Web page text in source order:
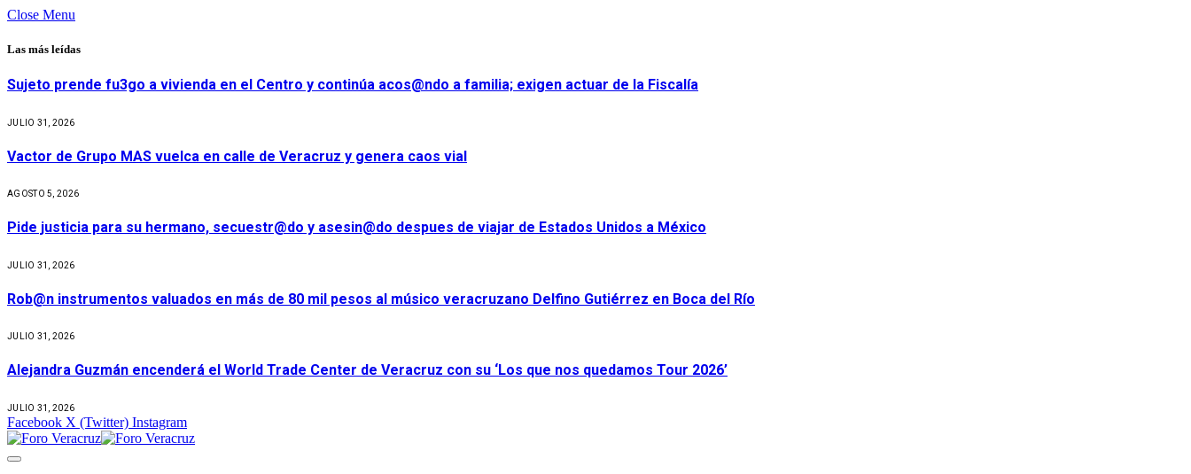
Close Menu
Las más leídas
Sujeto prende fu3go a vivienda en el Centro y continúa acos@ndo a familia; exigen actuar de la Fiscalía
JULIO 31, 2026
Vactor de Grupo MAS vuelca en calle de Veracruz y genera caos vial
AGOSTO 5, 2026
Pide justicia para su hermano, secuestr@do y asesin@do despues de viajar de Estados Unidos a México
JULIO 31, 2026
Rob@n instrumentos valuados en más de 80 mil pesos al músico veracruzano Delfino Gutiérrez en Boca del Río
JULIO 31, 2026
Alejandra Guzmán encenderá el World Trade Center de Veracruz con su ‘Los que nos quedamos Tour 2026’
JULIO 31, 2026
Facebook X (Twitter) Instagram